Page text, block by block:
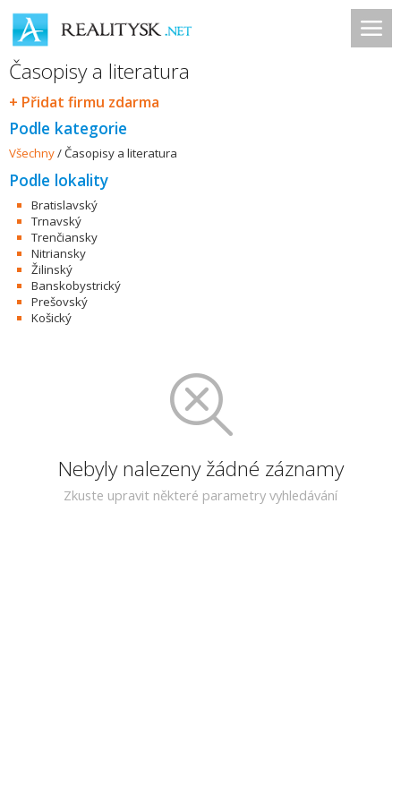
Časopisy a literatura
+ Přidat firmu zdarma
Podle kategorie
Všechny/Časopisy a literatura
Podle lokality
Bratislavský
Trnavský
Trenčiansky
Nitriansky
Žilinský
Banskobystrický
Prešovský
Košický
Nebyly nalezeny žádné záznamy
Zkuste upravit některé parametry vyhledávání